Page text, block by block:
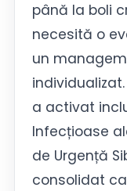
până la boli
necesită o
un
a activat
Infecțioase
de Urgență
consolidat